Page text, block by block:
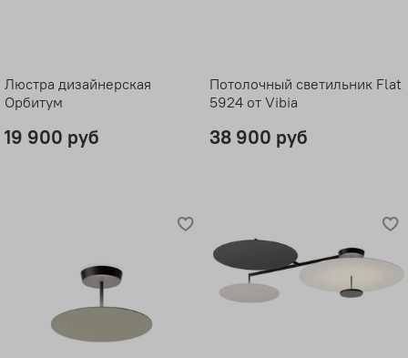
Люстра дизайнерская
Орбитум
19 900 руб
Потолочный светильник Flat
5924 от Vibia
38 900 руб